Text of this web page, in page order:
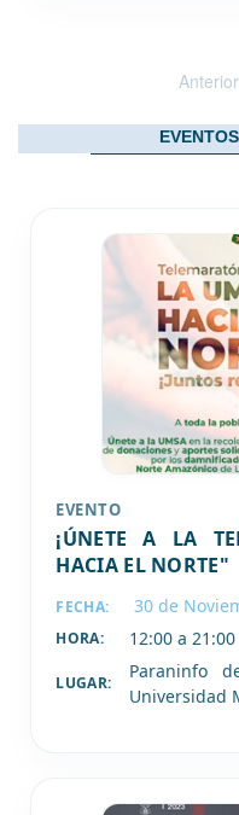
Anterior
EVENTO
¡ÚNETE A LA
HACIA EL NORTE"
FECHA: 30 de
HORA: 12:00 a 21:00
LUGAR:
Paraninfo
Universidad